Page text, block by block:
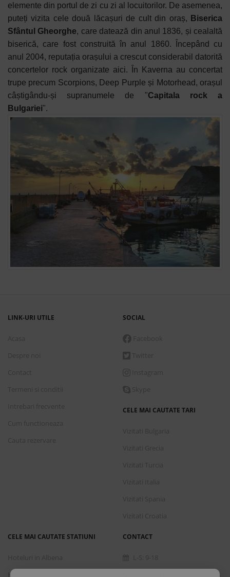
elemente din portul de zi cu zi al locuitorilor. De asemenea,
puteți vizita cele două lăcașuri de cult din oraș, Biserica
Sfântul Gheorghe, care datează din anul 1836, și cealaltă
biserică, care fost construită în anul 1860. Începând cu
anul 2004, reputația orașului a crescut considerabil datorită
concertelor rock organizate aici. În Kaverna au concertat
trupe precum Scorpions, Deep Purple și Motorhead, orașul
câștigându-și supranumele de "Capitala rock a
Bulgariei".
LINK-URI UTILE SOCIAL
CELE MAI CAUTATE TARI
CELE MAI CAUTATE STATIUNI
Hoteluri in Bansko
CONTACT